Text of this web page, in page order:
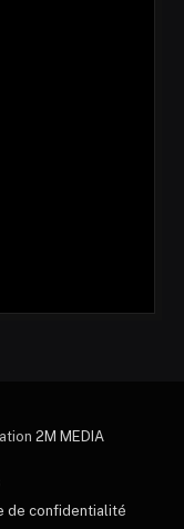
2M MEDIA
de confidentialité